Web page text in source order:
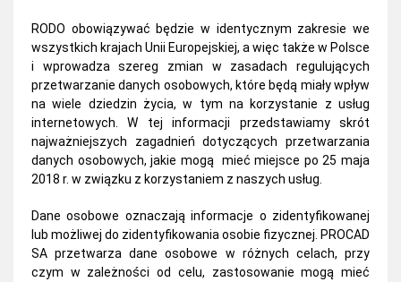
RODO obowiązywać będzie w identycznym zakresie we
wszystkich krajach Unii Europejskiej, a więc także w Polsce
i wprowadza szereg zmian w zasadach regulujących
przetwarzanie danych osobowych, które będą miały wpływ
na wiele dziedzin życia, w tym na korzystanie z usług
internetowych. W tej informacji przedstawiamy skrót
najważniejszych zagadnień dotyczących przetwarzania
danych osobowych, jakie mogą mieć miejsce po 25 maja
2018 r. w związku z korzystaniem z naszych usług.
Dane osobowe oznaczają informacje o zidentyfikowanej
lub możliwej do zidentyfikowania osobie fizycznej. PROCAD
SA przetwarza dane osobowe w różnych celach, przy
czym w zależności od celu, zastosowanie mogą mieć